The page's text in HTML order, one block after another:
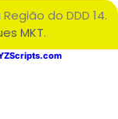
do DDD 14.
MKT.